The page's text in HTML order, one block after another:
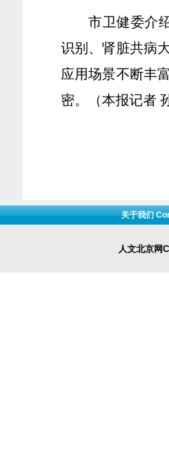
市卫健委介
识别、肾脏共病
应用场景不断丰
密。（本报记者
人文北京网
关于我们